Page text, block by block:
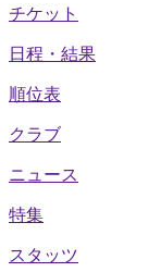
チケット
日程・結果
順位表
クラブ
ニュース
特集
スタッツ